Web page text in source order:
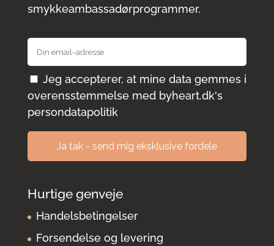
smykkeambassadørprogrammer.
Jeg accepterer, at mine data gemmes i
overensstemmelse med byheart.dk's
persondatapolitik
Hurtige genveje
Handelsbetingelser
Forsendelse og levering